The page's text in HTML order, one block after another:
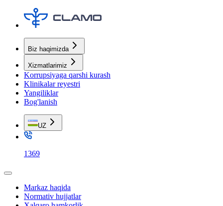
Biz haqimizda
Xizmatlarimiz
Korrupsiyaga qarshi kurash
Klinikalar reyestri
Yangiliklar
Bog'lanish
UZ
1369
Markaz haqida
Normativ hujjatlar